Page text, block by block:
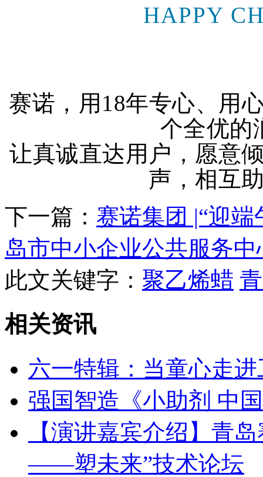
HAPPY
赛诺，用18年专心、用
个全优的
让真诚直达用户，愿意
声，相互
下一篇： 赛诺集团 |“迎端
岛市中小企业公共服务
此文关键字： 聚乙烯蜡
相关资讯
六一特辑：当童心走
强国智造《小助剂 中
【演讲嘉宾介绍】青
——塑未来”技术论坛